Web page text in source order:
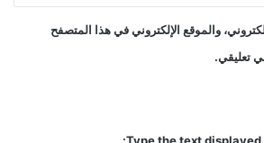
والموقع الإلكتروني في هذا المتصفح
تعليقي.